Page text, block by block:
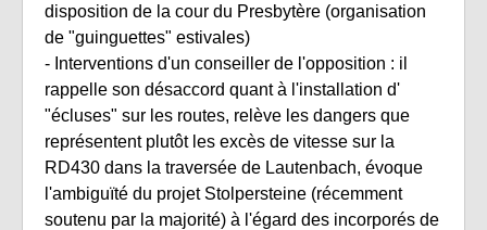
disposition de la cour du Presbytère (organisation
de "guinguettes" estivales)
- Interventions d'un conseiller de l'opposition : il
rappelle son désaccord quant à l'installation d'
"écluses" sur les routes, relève les dangers que
représentent plutôt les excès de vitesse sur la
RD430 dans la traversée de Lautenbach, évoque
l'ambiguïté du projet Stolpersteine (récemment
soutenu par la majorité) à l'égard des incorporés de